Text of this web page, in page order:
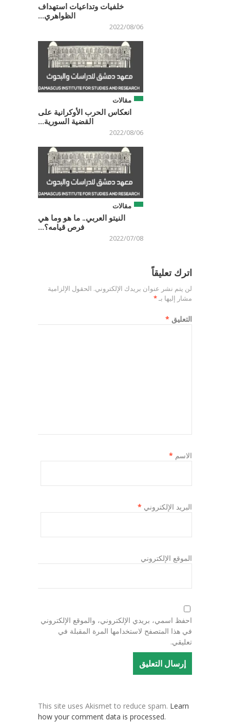
خلفيات وتداعيات استهداف
الظواهري...
2022/08/06
مقالات
انعكاس الحرب الأوكرانية على
القضية السورية...
2022/08/06
مقالات
النيتو العربي.. ما هو وما هي
فرص قيامه؟...
2022/07/08
اترك تعليقاً
لن يتم نشر عنوان بريدك الإلكتروني. الحقول الإلزامية
مشار إليها بـ*
التعليق *
الاسم *
البريد الإلكتروني *
الموقع الإلكتروني
احفظ اسمي، بريدي الإلكتروني، والموقع الإلكتروني
في هذا المتصفح لاستخدامها المرة المقبلة في
تعليقي.
This site uses Akismet to reduce spam. Learn
how your comment data is processed.